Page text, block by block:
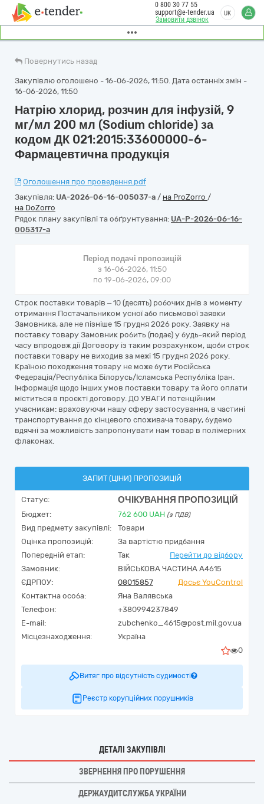
Замовити дзвінок
0 800 30 77 55
support@e-tender.ua
UK
Повернутись назад
Закупівлю оголошено - 16-06-2026, 11:50. Дата останніх змін -
16-06-2026, 11:50
Натрію хлорид, розчин для інфузій, 9
мг/мл 200 мл (Sodium chloride) за
кодом ДК 021:2015:33600000-6-
Фармацевтична продукція
Оголошення про проведення.pdf
Закупівля: UA-2026-06-16-005037-a / на ProZorro /
на DoZorro
Рядок плану закупівлі та обґрунтування: UA-P-2026-06-16-
005317-a
Період подачі пропозицій
з 16-06-2026, 11:50
по 19-06-2026, 09:00
Строк поставки товарів – 10 (десять) робочих днів з моменту
отримання Постачальником усної або письмової заявки
Замовника, але не пізніше 15 грудня 2026 року. Заявку на
поставку товару Замовник робить (подає) у будь-який період
часу впродовж дії Договору із таким розрахунком, щоби строк
поставки товару не виходив за межі 15 грудня 2026 року.
Країною походження товару не може бути Російська
Федерація/Республіка Білорусь/Ісламська Республіка Іран.
Інформація щодо інших умов поставки товару та його оплати
міститься в проєкті договору. ДО УВАГИ потенційним
учасникам: враховуючи нашу сферу застосування, в частині
транспортування до кінцевого споживача товару, будемо
вдячні за можливість запропонувати нам товар в полімерних
флаконах.
ЗАПИТ (ЦІНИ) ПРОПОЗИЦІЙ
Статус: ОЧІКУВАННЯ ПРОПОЗИЦІЙ
Бюджет: 762 600 UAH (з ПДВ)
Вид предмету закупівлі:
Товари
Оцінка пропозицій:
За вартістю придбання
Попередній етап:
Так
Перейти до відбору
Замовник:
ВІЙСЬКОВА ЧАСТИНА А4615
ЄДРПОУ:
08015857
Досьє YouControl
Контактна особа:
Яна Валявська
Телефон:
+380994237849
E-mail:
zubchenko_4615@post.mil.gov.ua
Місцезнаходження:
Україна
0
Витяг про відсутність судимості
Реєстр корупційних порушників
ДЕТАЛІ ЗАКУПІВЛІ
ЗВЕРНЕННЯ ПРО ПОРУШЕННЯ
ДЕРЖАУДИТСЛУЖБА УКРАЇНИ